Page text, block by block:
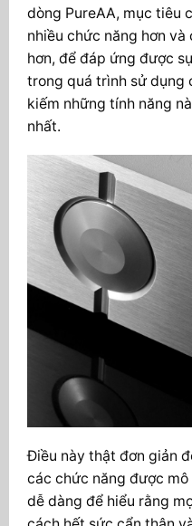
dòng PureAA, mục tiêu
nhiều chức năng hơn
hơn, để đáp ứng được
trong quá trình sử dụng
kiếm những tính năng
nhất.
Điều này thật đơn giản
các chức năng được
dễ dàng để hiểu rằng